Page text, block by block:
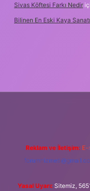
Sivas Köftesi Farkı Nedir
Bilinen En Eski Kaya
Reklam ve İletişim: E-
Yasal Uyarı: Sitemiz,